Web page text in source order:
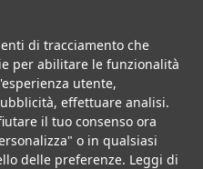
di Sibari
e cucina tipica, per una
di tracciamento che
per abilitare le funzionalità
utente,
effettuare analisi.
il tuo consenso ora
o in qualsiasi
delle preferenze. Leggi di